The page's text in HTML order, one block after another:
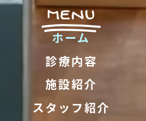
MENU
ホーム
診療内容
施設紹介
スタッフ紹介